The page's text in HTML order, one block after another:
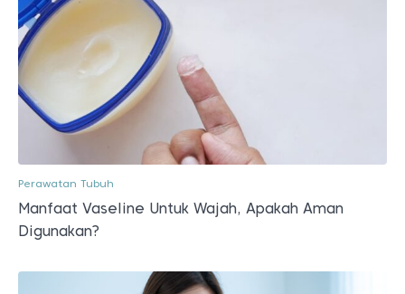
Perawatan Tubuh
Manfaat Vaseline Untuk Wajah, Apakah Aman
Digunakan?